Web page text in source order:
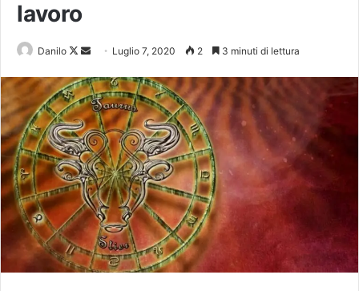
lavoro
Danilo Luglio 7, 2020 2 3 minuti di lettura